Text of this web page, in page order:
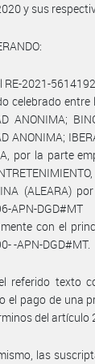
y sus
RE-2021-
celebrado entre
ANONIMA;
ANONIMA;
por la parte
(ALEARA)
APN-
con el
-APN-DGD#MT.
referido texto
el pago de una
del artículo
las